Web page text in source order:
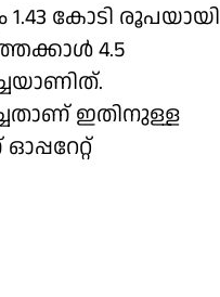
കോടി രൂപയായി
4.5
ഇതിനുള്ള